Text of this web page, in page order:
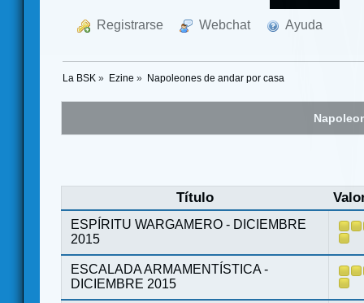
Registrarse Webchat Ayuda
La BSK » Ezine » Napoleones de andar por casa
Título
ESPÍRITU WARGAMERO - DICIEMBRE
2015
ESCALADA ARMAMENTÍSTICA -
DICIEMBRE 2015